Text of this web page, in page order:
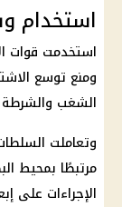
استخدام
استخدمت قوات
ومنع توسع
الشغب والشرطة
وتعاملت
مرتبطًا بمحيط
الإجراءات على